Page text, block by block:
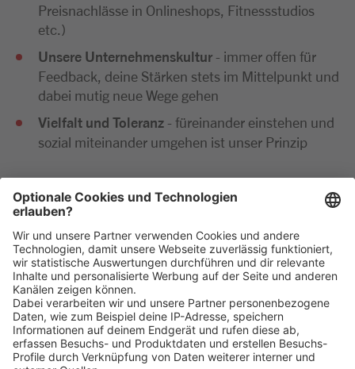
Preisnachlässe in Onlineshops, Fitnessstudios
etc.)
Unsere Unternehmenskultur - immer offen für
Feedback, deine Stärken stets im Mittelpunkt und
dabei mutig neue Wege gehen
Vielfalt und Toleranz - füreinander einstehen und
sozial miteinander umgehen ist unser Prinzip
diese ausschließlich digital ein. Im Anschluss an deine
Bewerbung kommen wir zeitnah per E-Mail oder
telefonisch auf dich zu.